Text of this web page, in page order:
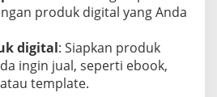
produk digital yang Anda
digital: Siapkan produk
ingin jual, seperti ebook,
template.